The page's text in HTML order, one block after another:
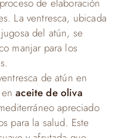
de elaboración
La ventresca, ubicada
del atún, se
manjar para los
de atún en
enaceite de oliva
apreciado
para la salud. Este